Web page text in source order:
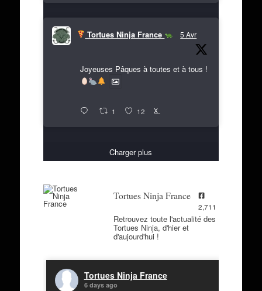
Tortues Ninja France 5 Avr
Joyeuses Pâques à toutes et à tous !
1 12 X
Charger plus
Tortues Ninja France
2,711
Retrouvez toute l'actualité des
Tortues Ninja, d'hier et
d'aujourd'hui !
Tortues Ninja France
6 days ago